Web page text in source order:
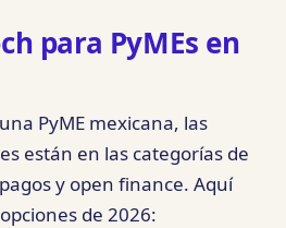
para PyMEs en
PyME mexicana, las
están en las categorías de
y open finance. Aquí
de 2026: